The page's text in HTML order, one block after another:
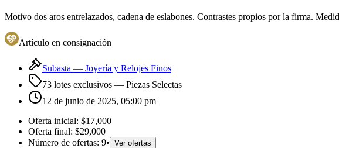
Motivo dos aros entrelazados, cadena de eslabones. Contrastes propios por la firma.
Artículo en consignación
Subasta — Joyería y Relojes Finos
73 lotes exclusivos — Piezas Selectas
12 de junio de 2025, 05:00 pm
Oferta inicial: $17,000
Oferta final: $29,000
Número de ofertas: 9• Ver ofertas